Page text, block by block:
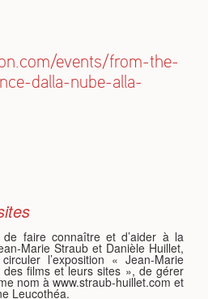
events/from-the-
dalla-nube-alla-
de faire connaître et d’aider à la
Marie Straub et Danièle Huillet,
l’exposition « Jean-Marie
films et leurs sites », de gérer
nom à www.straub-huillet.com et
Leucothéa.